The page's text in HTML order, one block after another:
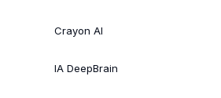
Crayon AI
IA DeepBrain